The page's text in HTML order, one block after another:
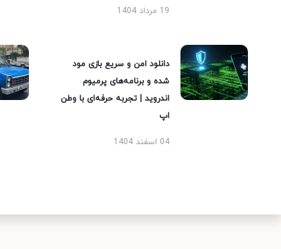
19 مرداد 1404
دانلود امن و سریع بازی مود
شده و برنامه‌های پرمیوم
اندروید | تجربه حرفه‌ای با وطن
اپ
04 اسفند 1404